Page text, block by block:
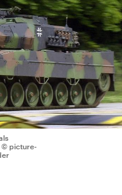
© picture-